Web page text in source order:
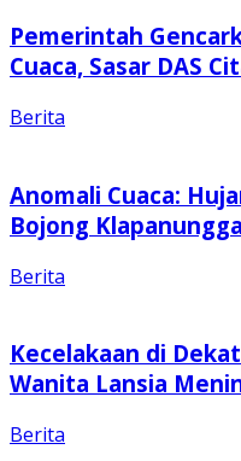
Pemerintah
Cuaca, Sasar DAS
Berita
Anomali Cuaca:
Bojong
Berita
Kecelakaan di
Wanita Lansia
Berita